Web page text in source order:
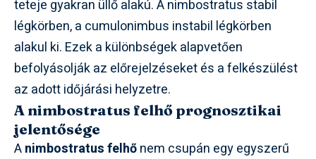
teteje gyakran üllő alakú. A nimbostratus stabil
légkörben, a cumulonimbus instabil légkörben
alakul ki. Ezek a különbségek alapvetően
befolyásolják az előrejelzéseket és a felkészülést
az adott időjárási helyzetre.
A nimbostratus felhő prognosztikai
jelentősége
Animbostratus felhőnem csupán egy egyszerű